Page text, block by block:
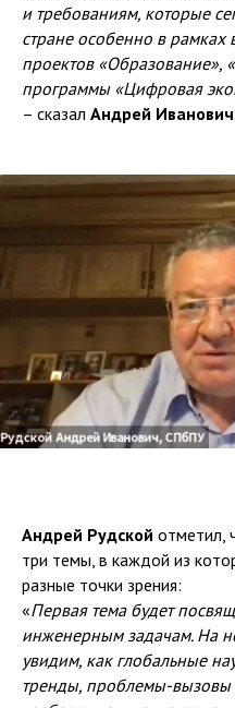
и требованиям, которые
стране особенно в
проектов «Образование»,
программы «Цифровая
– сказал Андрей Иванович
Андрей Рудской отметил,
три темы, в каждой из
разные точки зрения:
«Первая тема будет
инженерным задачам. На
увидим, как глобальные
тренды, проблемы-вызовы